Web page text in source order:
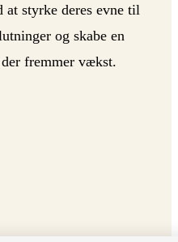
at styrke deres evne til
og skabe en
fremmer vækst.